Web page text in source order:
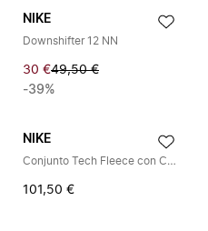
NIKE
Downshifter 12 NN
30 €49,50 €
-39%
NIKE
Conjunto Tech Fleece con Cremallera Completa
101,50 €